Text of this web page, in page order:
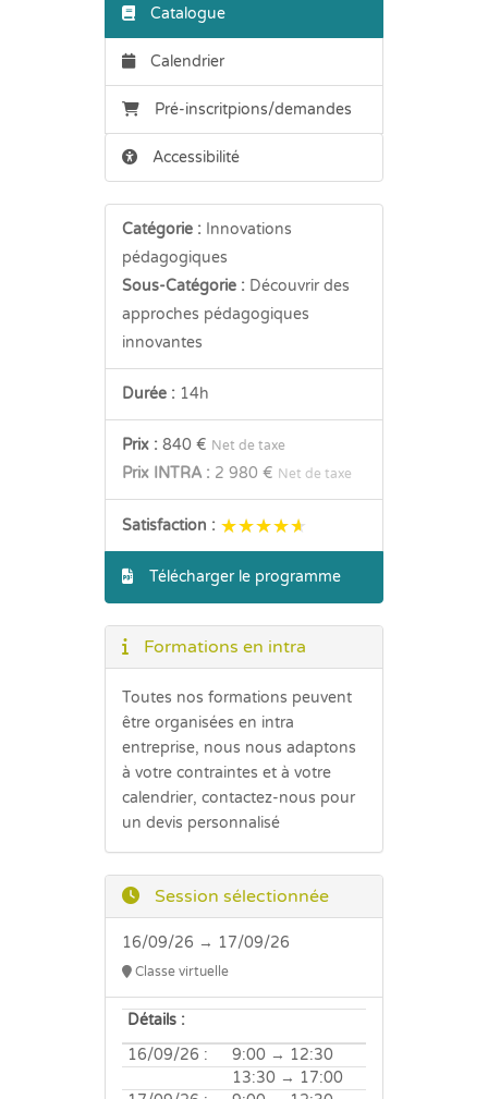
Catalogue
Calendrier
Pré-inscritpions/demandes
Accessibilité
Catégorie : Innovations
pédagogiques
Sous-Catégorie : Découvrir des
approches pédagogiques
innovantes
Durée :14h
Prix : 840 € Net de taxe
Prix INTRA : 2 980 € Net de taxe
Satisfaction : ★★★★★
★★★★★
Télécharger le programme
Formations en intra
Toutes nos formations peuvent
être organisées en intra
entreprise, nous nous adaptons
à votre contraintes et à votre
calendrier, contactez-nous pour
un devis personnalisé
Session sélectionnée
16/09/26 → 17/09/26
Classe virtuelle
Détails :
16/09/26 :
9:00 → 12:30
13:30 → 17:00